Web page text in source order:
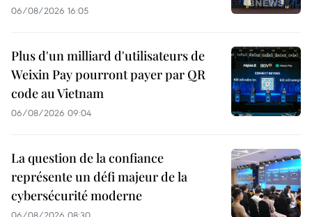
06/08/2026 16:05
Plus d'un milliard d'utilisateurs de
Weixin Pay pourront payer par QR
code au Vietnam
06/08/2026 09:04
La question de la confiance
représente un défi majeur de la
cybersécurité moderne